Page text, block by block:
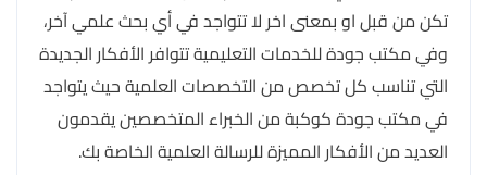
تكن من قبل او بمعنى اخر لا تتواجد في أي بحث علمي آخر،
وفي مكتب جودة للخدمات التعليمية تتوافر الأفكار الجديدة
التي تناسب كل تخصص من التخصصات العلمية حيث يتواجد
في مكتب جودة كوكبة من الخبراء المتخصصين يقدمون
العديد من الأفكار المميزة للرسالة العلمية الخاصة بك.